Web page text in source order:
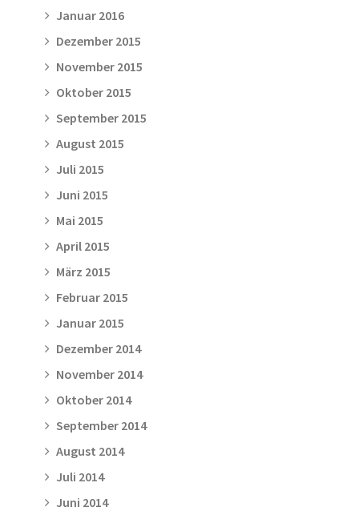
Januar 2016
Dezember 2015
November 2015
Oktober 2015
September 2015
August 2015
Juli 2015
Juni 2015
Mai 2015
April 2015
März 2015
Februar 2015
Januar 2015
Dezember 2014
November 2014
Oktober 2014
September 2014
August 2014
Juli 2014
Juni 2014